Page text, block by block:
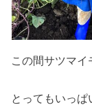
この間サツマイ
とってもいっぱ